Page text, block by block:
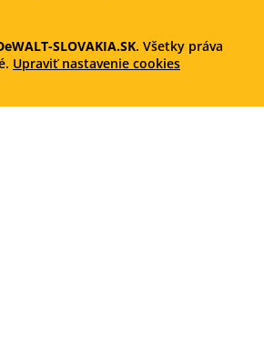
SLOVAKIA.SK. Všetky práva
Upraviť nastavenie cookies